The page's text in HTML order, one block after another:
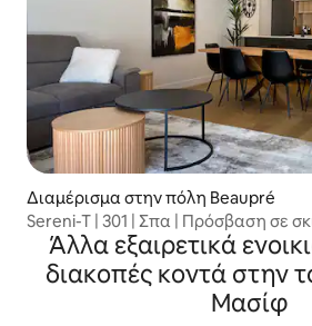
Διαμέρισμα στην πόλη Beaupré
Sereni-T | 301 | Σπα | Πρόσβαση σε
Άλλα εξαιρετικά
διακοπές κοντά στην
Μασίφ